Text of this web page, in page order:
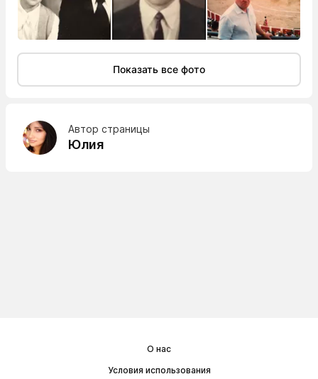
Показать все фото
Автор страницы
Юлия
О нас
Условия использования